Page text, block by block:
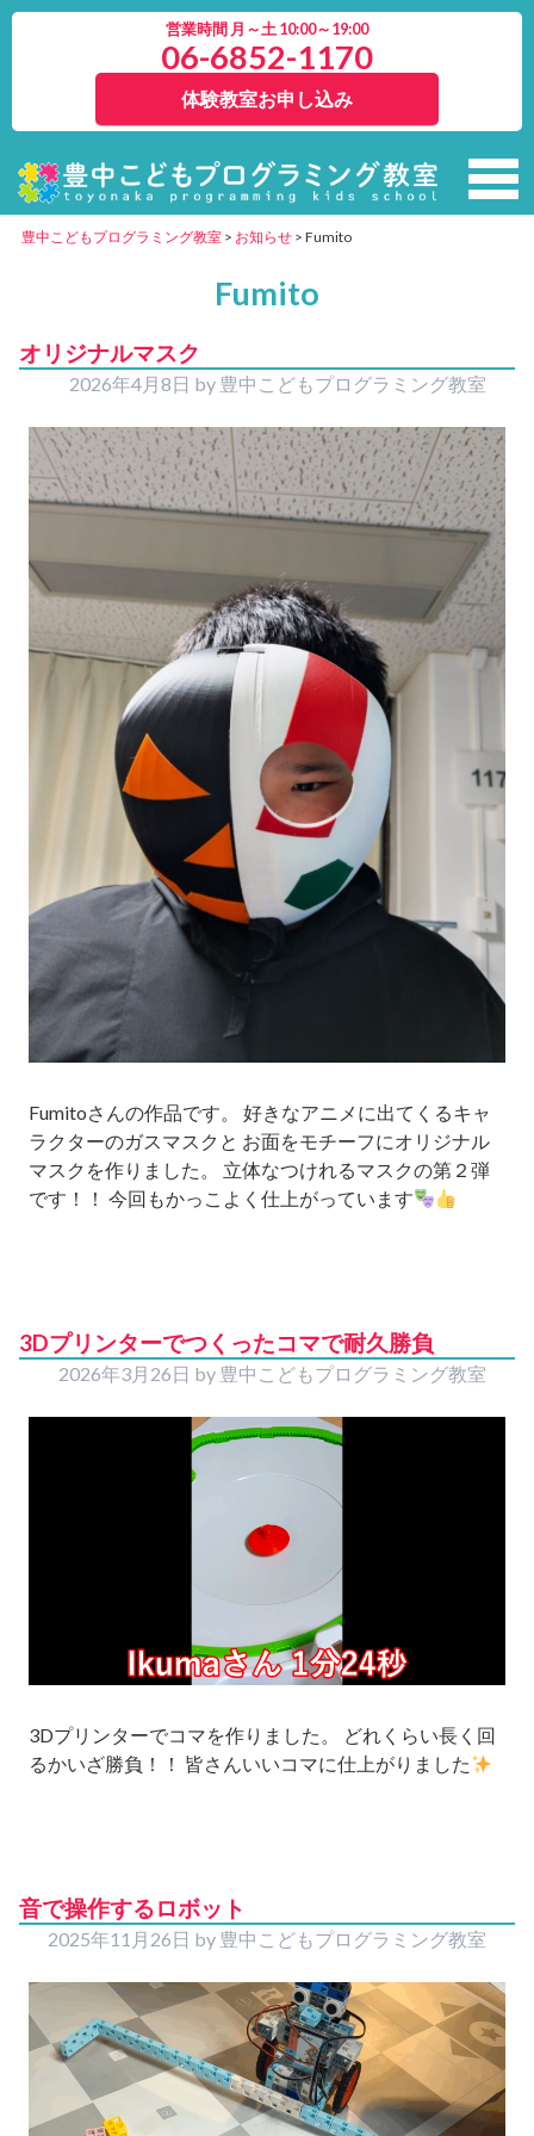
営業時間 月～土 10:00～19:00
06-6852-1170
体験教室お申し込み
豊中こどもプログラミング教室 > お知らせ > Fumito
Fumito
オリジナルマスク
2026年4月8日 by 豊中こどもプログラミング教室
Fumitoさんの作品です。 好きなアニメに出てくるキャ
ラクターのガスマスクと お面をモチーフにオリジナル
マスクを作りました。 立体なつけれるマスクの第２弾
です！！ 今回もかっこよく仕上がっています
3Dプリンターでつくったコマで耐久勝負
2026年3月26日 by 豊中こどもプログラミング教室
3Dプリンターでコマを作りました。 どれくらい長く回
るかいざ勝負！！ 皆さんいいコマに仕上がりました
音で操作するロボット
2025年11月26日 by 豊中こどもプログラミング教室